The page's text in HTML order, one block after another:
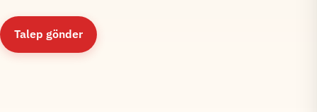
Talep gönder